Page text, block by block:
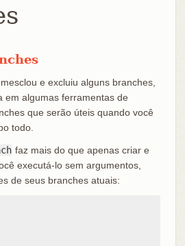
e excluiu alguns branches,
em algumas ferramentas de
que serão úteis quando você
todo.
faz mais do que apenas criar e
executá-lo sem argumentos,
de seus branches atuais: